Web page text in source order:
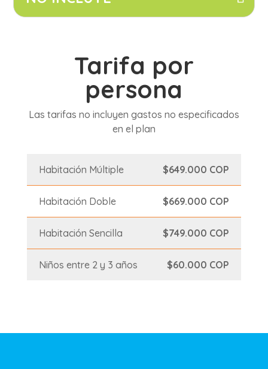
Tarifa por
persona
Las tarifas no incluyen gastos no especificados
en el plan
Habitación Múltiple $649.000 COP
Habitación Doble $669.000 COP
Habitación Sencilla $749.000 COP
Niños entre 2 y 3 años $60.000 COP